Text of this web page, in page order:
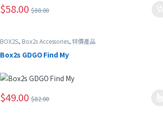
$58.00 $88.00
BOX2S, Box2s Accessories, 特價產品
Box2s GDGO Find My
$49.00 $82.00
此產品有多種款式。 可在產品頁面選擇選項